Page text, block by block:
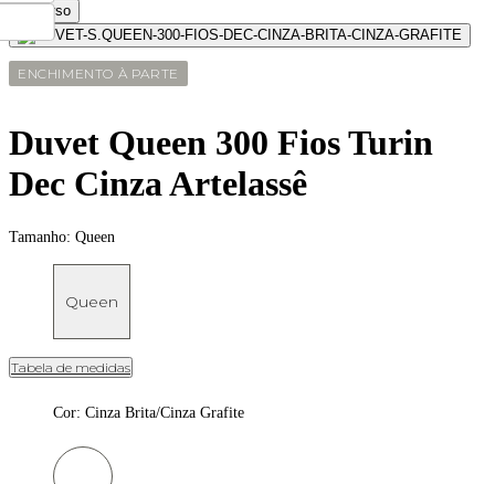
ENCHIMENTO À PARTE
Duvet Queen 300 Fios Turin
Dec Cinza Artelassê
Tamanho: Queen
Queen
Tabela de medidas
Cor: Cinza Brita/Cinza Grafite
Cor: Cinza Brita/Cinza Grafite